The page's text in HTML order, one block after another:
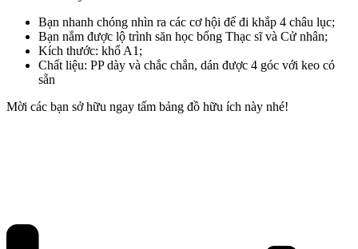
Bạn nhanh chóng nhìn ra các cơ hội để đi khắp 4 châu lục;
Bạn nắm được lộ trình săn học bổng Thạc sĩ và Cử nhân;
Kích thước: khổ A1;
Chất liệu: PP dày và chắc chắn, dán được 4 góc với keo có
sẵn
Mời các bạn sở hữu ngay tấm bảng đồ hữu ích này nhé!